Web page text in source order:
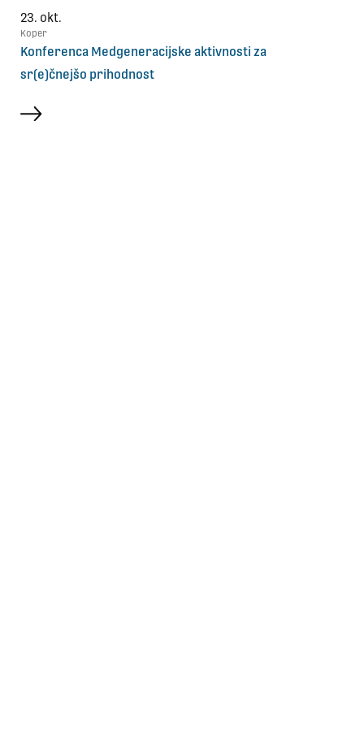
23. okt.
Koper
Konferenca Medgeneracijske aktivnosti za
sr(e)čnejšo prihodnost
več